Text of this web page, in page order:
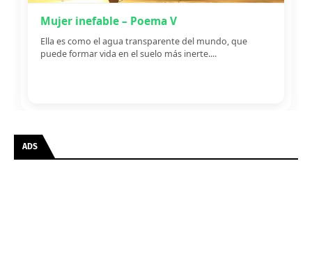
Mujer inefable – Poema V
Ella es como el agua transparente del mundo, que
puede formar vida en el suelo más inerte....
ADS